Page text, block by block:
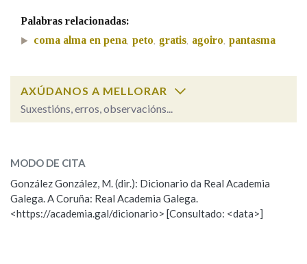
Contén
BUSCAR NO CONTIDO
Nas definicións
Nos exemplos
Na fraseoloxía
Palabras relacionadas:
coma alma en pena, peto, gratis, agoiro, pantasma
AXÚDANOS A MELLORAR
Suxestións, erros, observacións...
ESCOLLE UNHA OPCIÓN:
Observación Hai un erro na palabra
Propoño mellorar a definición
MODO DE CITA
González González, M. (dir.): Dicionario da Real Academia
Galega. A Coruña: Real Academia Galega.
<https://academia.gal/dicionario> [Consultado: <data>]